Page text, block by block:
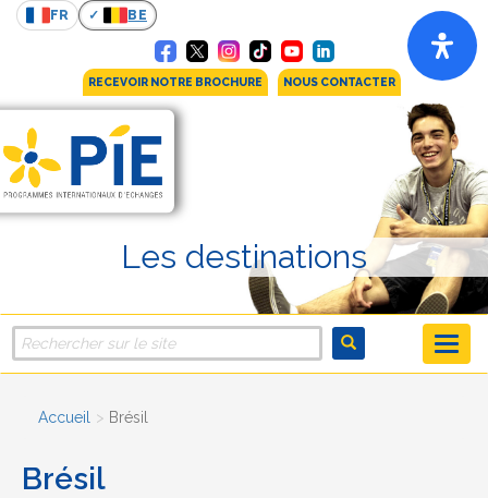
FR BE
RECEVOIR NOTRE BROCHURE NOUS CONTACTER
Les destinations
Accueil Brésil
Brésil